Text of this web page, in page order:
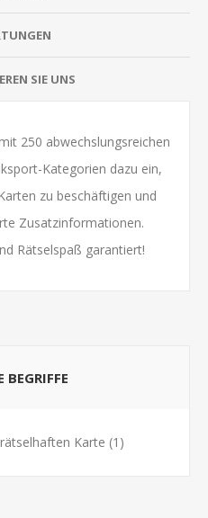
SIE UNS
250 abwechslungsreichen
Kategorien dazu ein,
zu beschäftigen und
Zusatzinformationen.
Rätselspaß garantiert!
BEGRIFFE
Karte (1)